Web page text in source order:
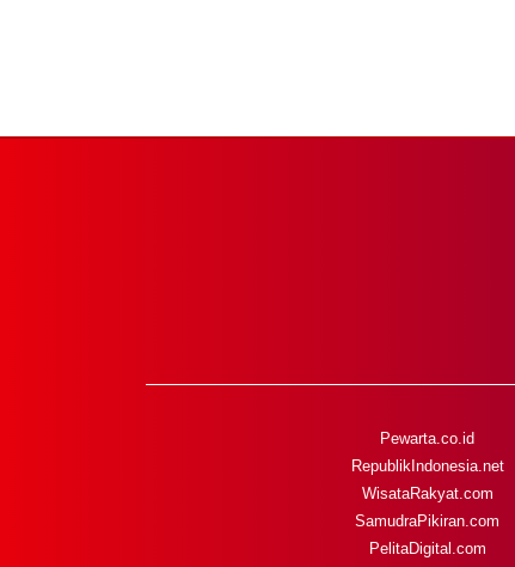
Pewarta.co.id
RepublikIndonesia.net
WisataRakyat.com
SamudraPikiran.com
PelitaDigital.com